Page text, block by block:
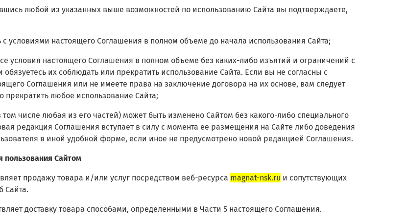
любой из указанных выше возможностей по использованию Сайта вы подтверждаете,
условиями настоящего Соглашения в полном объеме до начала использования Сайта;
условия настоящего Соглашения в полном объеме без каких-либо изъятий и ограничений с
их соблюдать или прекратить использование Сайта. Если вы не согласны с
Соглашения или не имеете права на заключение договора на их основе, вам следует
прекратить любое использование Сайта;
числе любая из его частей) может быть изменено Сайтом без какого-либо специального
редакция Соглашения вступает в силу с момента ее размещения на Сайте либо доведения
в иной удобной форме, если иное не предусмотрено новой редакцией Соглашения.
пользования Сайтом
продажу товара и/или услуг посредством веб-ресурса magnat-nsk.ru и сопутствующих
Сайта.
доставку товара способами, определенными в Части 5 настоящего Соглашения.